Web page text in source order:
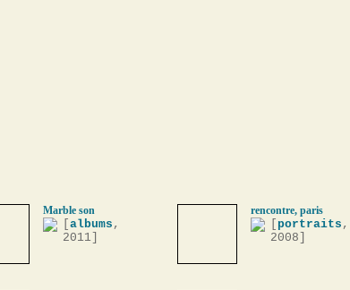
Marble son
albums ,
2011]
rencontre, paris
portraits ,
2008]